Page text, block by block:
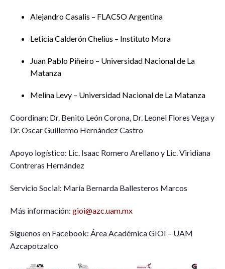
Alejandro Casalis – FLACSO Argentina
Leticia Calderón Chelius – Instituto Mora
Juan Pablo Piñeiro – Universidad Nacional de La
Matanza
Melina Levy – Universidad Nacional de La Matanza
Coordinan: Dr. Benito León Corona, Dr. Leonel Flores Vega y
Dr. Oscar Guillermo Hernández Castro
Apoyo logístico: Lic. Isaac Romero Arellano y Lic. Viridiana
Contreras Hernández
Servicio Social: María Bernarda Ballesteros Marcos
Más información: gioi@azc.uam.mx
Síguenos en Facebook: Área Académica GIOI – UAM
Azcapotzalco